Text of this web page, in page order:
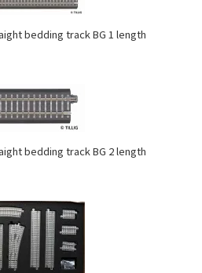
bedding track BG 1 length
bedding track BG 2 length